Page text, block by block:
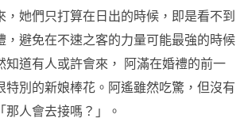
，她們只打算在日出的時候，即是看不到
，避免在不速之客的力量可能最強的時候
知道有人或許會來， 阿滿在婚禮的前一
特別的新娘棒花。阿遙雖然吃驚，但沒有
那人會去接嗎？」。